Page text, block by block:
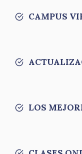
CAMPUS
LOS